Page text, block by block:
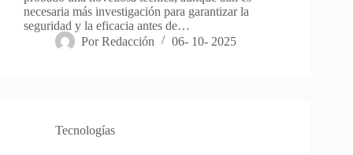
necesaria más investigación para garantizar la
seguridad y la eficacia antes de…
Por Redacción 06- 10- 2025
Tecnologías